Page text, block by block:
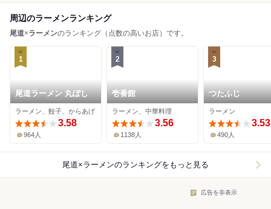
周辺のラーメンランキング
尾道×ラーメンのランキング（点数の高いお店）です。
1
尾道ラーメン 丸ぼし
ラーメン、餃子、からあげ
3.58
964人
2
壱番館
ラーメン、中華料理
3.56
1138人
3
つたふじ
ラーメン
3.53
490人
尾道×ラーメンのランキングをもっと見る
広告を非表示